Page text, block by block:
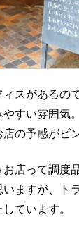
スがあるの
すい雰囲気。
の予感がビ
店って調度
ますが、ト
ています。